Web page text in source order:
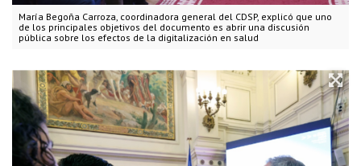
María Begoña Carroza, coordinadora general del CDSP, explicó que uno
de los principales objetivos del documento es abrir una discusión
pública sobre los efectos de la digitalización en salud